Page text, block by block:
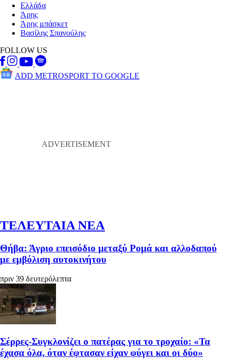
Ελλάδα
Άρης
Άρης μπάσκετ
Βασίλης Σπανούλης
FOLLOW US
ADD METROSPORT TO GOOGLE
ΤΕΛΕΥΤΑΙΑ ΝΕΑ
Θήβα: Άγριο επεισόδιο μεταξύ Ρομά και αλλοδαπού
με εμβόλιση αυτοκινήτου
πριν 39 δευτερόλεπτα
Σέρρες-Συγκλονίζει ο πατέρας για το τροχαίο: «Τα
έχασα όλα, όταν έφτασαν είχαν φύγει και οι δύο»